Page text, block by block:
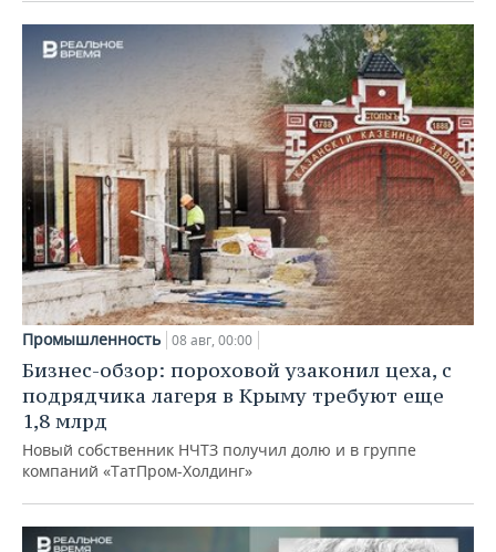
Промышленность 08 авг, 00:00
Бизнес-обзор: пороховой узаконил цеха, с
подрядчика лагеря в Крыму требуют еще
1,8 млрд
Новый собственник НЧТЗ получил долю и в группе
компаний «ТатПром-Холдинг»